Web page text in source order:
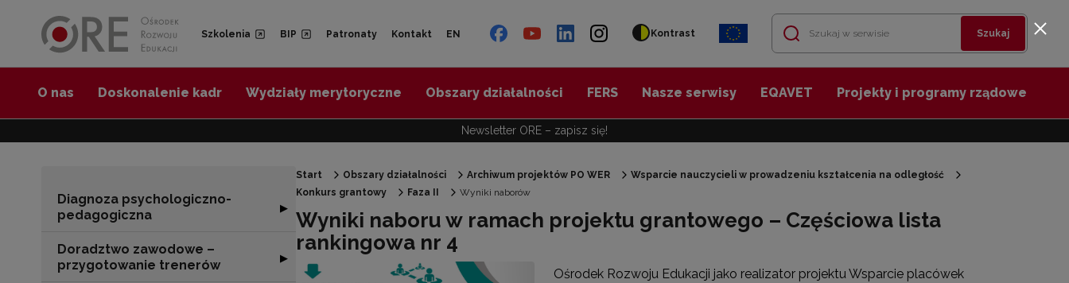
Szkolenia BIP Patronaty Kontakt EN Kontrast Szukaj
O nas Doskonalenie kadr Wydziały merytoryczne Obszary działalności FERS Nasze serwisy EQAVET Projekty i programy rządowe
Newsletter ORE – zapisz się!
Diagnoza psychologiczno-
pedagogiczna
Rozwiń sekcję "Diagnoza psychologiczno-pedagogiczna"
▶
Doradztwo zawodowe –
przygotowanie trenerów
Rozwiń sekcję "Doradztwo zawodowe – przygotowanie trenerów"
▶
Start Obszary działalności Archiwum projektów PO WER
Wsparcie nauczycieli w prowadzeniu kształcenia na odległość
Konkurs grantowy
Faza II Wyniki naborów
Wyniki naboru w ramach projektu grantowego – Częściowa lista
rankingowa nr 4
Ośrodek Rozwoju Edukacji jako realizator projektu Wsparcie placówek